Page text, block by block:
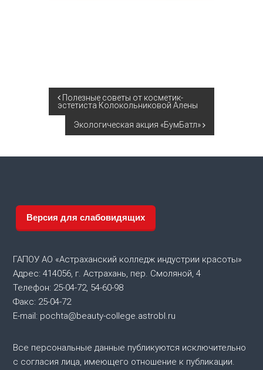
Н
в
г
а
ц
и
я
о
Полезные советы от косметик-
эстетиста Колокольниковой Алены
Экологическая акция «БумБатл»
Версия для слабовидящих
ГАПОУ АО «Астраханский колледж индустрии красоты»
Адрес: 414056, г. Астрахань, пер. Смоляной, 4
Телефон: 25-04-72, 54-60-98
Факс: 25-04-72
E-mail: pochta@beauty-college.astrobl.ru
Все персональные данные публикуются исключительно
с согласия лица, имеющего отношение к публикации.